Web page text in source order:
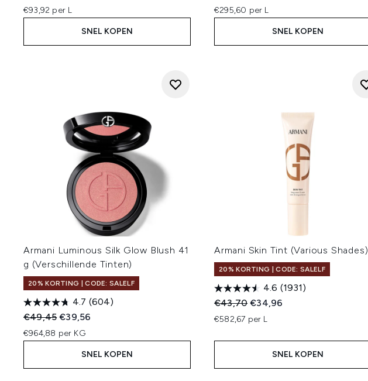
€93,92 per L
SNEL KOPEN
€295,60 per L
SNEL KOPEN
Armani Luminous Silk Glow Blush 41
g (Verschillende Tinten)
20% KORTING | CODE: SALELF
4.7 (604)
Recommended Retail Price:
€49,45Huidige prijs:
€39,56
€964,88 per KG
SNEL KOPEN
Armani Skin Tint (Various Shades)
20% KORTING | CODE: SALELF
4.6 (1931)
Recommended Retail Price:
€43,70Huidige prijs:
€34,96
€582,67 per L
SNEL KOPEN